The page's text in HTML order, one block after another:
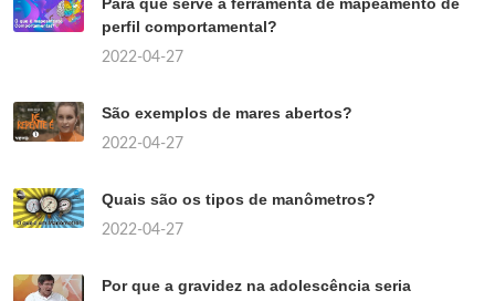
perfil comportamental?
2022-04-27
São exemplos de mares abertos?
2022-04-27
Quais são os tipos de manômetros?
2022-04-27
Por que a gravidez na adolescência seria